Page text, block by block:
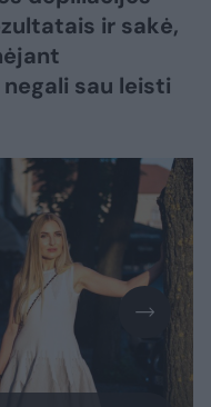
ir sakė,
sau leisti